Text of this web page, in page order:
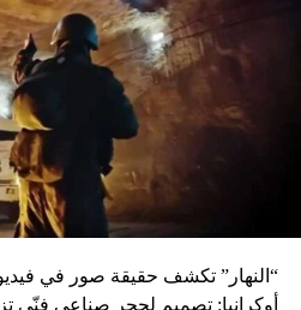
أوكرانيا: تصميم لحجر صناعي فنّي